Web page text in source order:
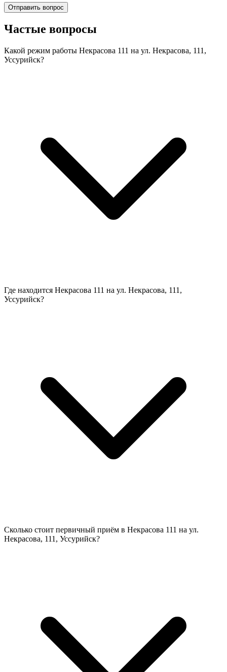
Отправить вопрос
Частые вопросы
Какой режим работы Некрасова 111 на ул. Некрасова, 111,
Уссурийск?
Где находится Некрасова 111 на ул. Некрасова, 111,
Уссурийск?
Сколько стоит первичный приём в Некрасова 111 на ул.
Некрасова, 111, Уссурийск?